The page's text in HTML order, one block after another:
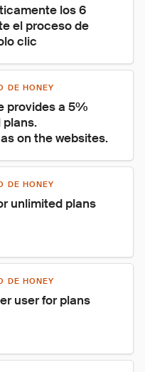
los 6
el proceso de
clic
DE HONEY
provides a 5%
on the websites.
DE HONEY
unlimited plans
DE HONEY
user for plans